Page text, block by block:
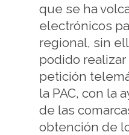
que se ha
electrónicos
regional, sin
podido
petición
la PAC, con la
de las
obtención de